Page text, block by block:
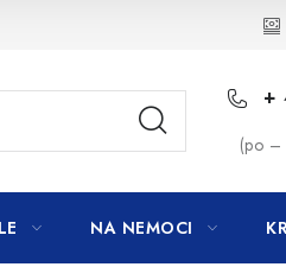
+
(po
NA NEMOCI